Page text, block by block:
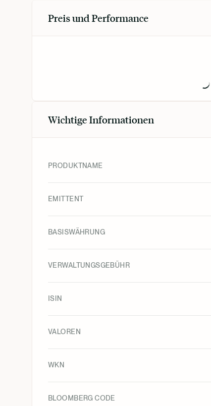
Preis und Performance
Wichtige Informationen
PRODUKTNAME
EMITTENT
BASISWÄHRUNG
VERWALTUNGSGEBÜHR
ISIN
VALOREN
WKN
BLOOMBERG CODE